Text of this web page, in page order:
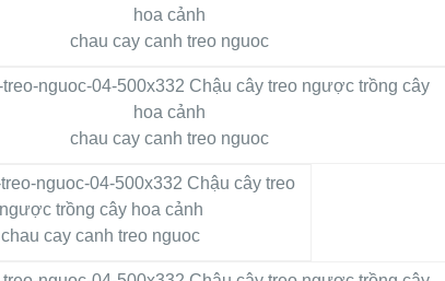
chau cay canh treo nguoc
chau cay canh treo nguoc
chau cay canh treo nguoc